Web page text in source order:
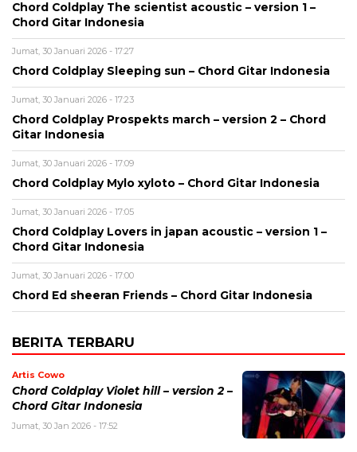
Chord Coldplay The scientist acoustic – version 1 –
Chord Gitar Indonesia
Jumat, 30 Januari 2026 - 17:27
Chord Coldplay Sleeping sun – Chord Gitar Indonesia
Jumat, 30 Januari 2026 - 17:23
Chord Coldplay Prospekts march – version 2 – Chord
Gitar Indonesia
Jumat, 30 Januari 2026 - 17:09
Chord Coldplay Mylo xyloto – Chord Gitar Indonesia
Jumat, 30 Januari 2026 - 17:05
Chord Coldplay Lovers in japan acoustic – version 1 –
Chord Gitar Indonesia
Jumat, 30 Januari 2026 - 17:00
Chord Ed sheeran Friends – Chord Gitar Indonesia
BERITA TERBARU
Artis Cowo
Chord Coldplay Violet hill – version 2 –
Chord Gitar Indonesia
Jumat, 30 Jan 2026 - 17:52